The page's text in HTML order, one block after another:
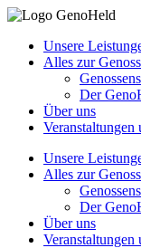
Unsere
Alles zur
Der
Über uns
Veranstaltungen
Unsere
Alles zur
Der
Über uns
Veranstaltungen